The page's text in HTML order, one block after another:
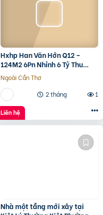
Hxhp Han Văn Hớn Q12 –
124M2 6Pn Nhỉnh 6 Tỷ Thu
15Tr/Tháng
Ngoài Cần Thơ
2 tháng
1
Liên hệ
Nhà một tầng mới xây tại